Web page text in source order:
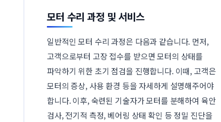
모터 수리 과정 및 서비스
일반적인 모터 수리 과정은 다음과 같습니다. 먼저,
고객으로부터 고장 접수를 받으면 모터의 상태를
파악하기 위한 초기 점검을 진행합니다. 이때, 고객은
모터의 증상, 사용 환경 등을 자세하게 설명해주어야
합니다. 이후, 숙련된 기술자가 모터를 분해하여 육안
검사, 전기적 측정, 베어링 상태 확인 등 정밀 진단을